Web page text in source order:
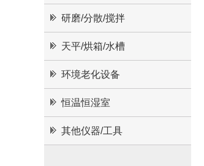
研磨/分散/搅拌
天平/烘箱/水槽
环境老化设备
恒温恒湿室
其他仪器/工具